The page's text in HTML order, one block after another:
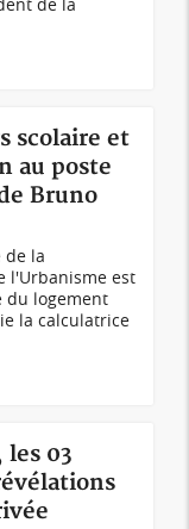
scolaire et
au poste
Bruno
de la
l'Urbanisme est
du logement
la calculatrice
03